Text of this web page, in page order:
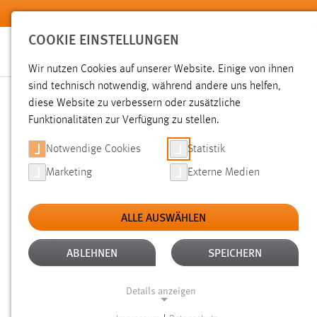
Zum Hauptinhalt springen
Wir stehen mit unserem Leitbild „Nachhaltiger Wandel
bietet sowohl Berufstätigen als auch Unternehmen
direkt in der Praxis
COOKIE EINSTELLUNGEN
Wir nutzen Cookies auf unserer Website. Einige von ihnen
sind technisch notwendig, während andere uns helfen,
diese Website zu verbessern oder zusätzliche
Funktionalitäten zur Verfügung zu stellen.
Notwendige Cookies Statistik
Marketing Externe Medien
ALLE AUSWÄHLEN
ABLEHNEN SPEICHERN
Details anzeigen